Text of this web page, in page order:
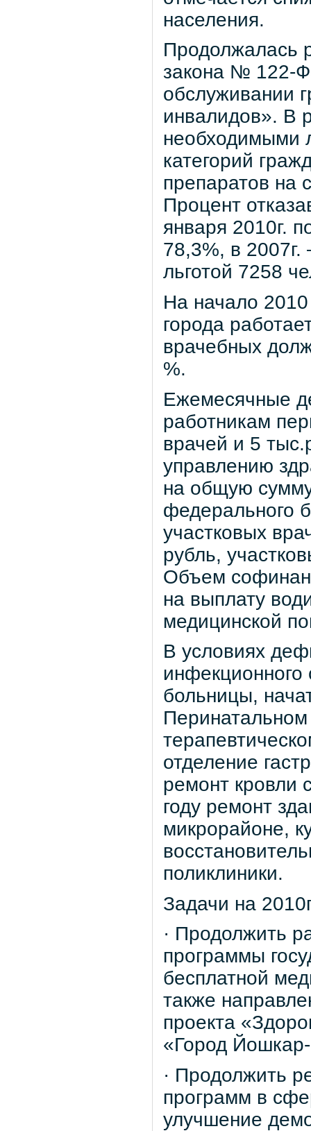
населения.
Продолжалась
закона № 122-
обслуживании
инвалидов». В
необходимыми
категорий
препаратов на
Процент
января 2010г.
78,3%, в 2007г.
льготой 7258
На начало
города
врачебных
%.
Ежемесячные
работникам
врачей и 5
управлению
на общую
федерального
участковых
рубль,
Объем
на выплату
медицинской
В условиях
инфекционного
больницы,
отделение
ремонт кровли
году ремонт
микрорайоне,
поликлиники.
Задачи на
· Продолжить
программы
бесплатной
также
проекта
«Город
· Продолжить
программ в
улучшение